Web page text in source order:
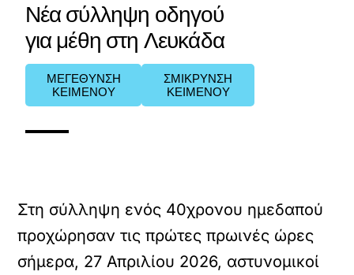
Νέα σύλληψη οδηγού
για μέθη στη Λευκάδα
ΜΕΓΕΘΥΝΣΗ
ΚΕΙΜΕΝΟΥ
ΣΜΙΚΡΥΝΣΗ
ΚΕΙΜΕΝΟΥ
Στη σύλληψη ενός 40χρονου ημεδαπού
προχώρησαν τις πρώτες πρωινές ώρες
σήμερα, 27 Απριλίου 2026, αστυνομικοί